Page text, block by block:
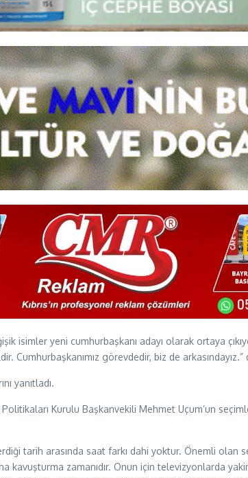
isimler yeni cumhurbaşkanı adayı olarak ortaya
görevdedir, biz de arkasındayız.”
yanıtladı.
Kurulu Başkanvekili Mehmet Uçum’un
tarih arasında saat farkı dahi yoktur. Önemli olan
kavuşturma zamanıdır. Onun için televizyonlarda